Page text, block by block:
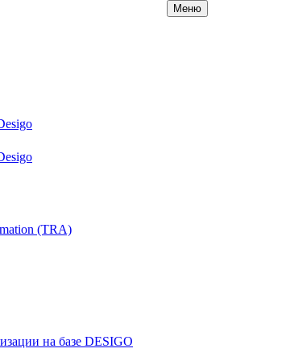
Меню
на базе DESIGO
(TRA)